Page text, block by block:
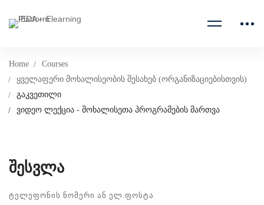
Home
Courses
ყველაფერი მოხალისეობის შესახებ (ორგანიზაციებისთვის)
გაკვეთილი
ვიდეო ლექცია - მოხალისეთა პროგრამების მართვა
შესვლა
ᲢᲔᲚᲔᲤᲝᲜᲘᲡ ᲜᲝᲛᲔᲠᲘ ᲐᲜ ᲔᲚ.ᲤᲝᲡᲢᲐ